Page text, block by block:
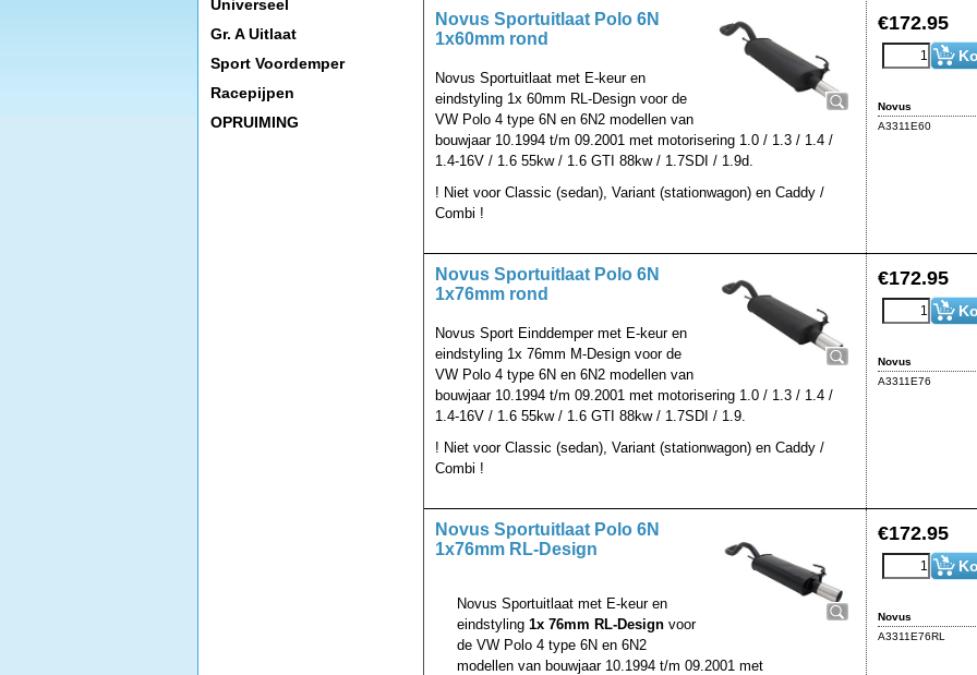
Universeel
Gr. A Uitlaat
Sport Voordemper
Racepijpen
OPRUIMING
€172.95
Novus
A3311E60
Novus Sportuitlaat Polo 6N
1x60mm rond
Novus Sportuitlaat met E-keur en
eindstyling 1x 60mm RL-Design voor de
VW Polo 4 type 6N en 6N2 modellen van
bouwjaar 10.1994 t/m 09.2001 met motorisering 1.0 / 1.3 / 1.4 /
1.4-16V / 1.6 55kw / 1.6 GTI 88kw / 1.7SDI / 1.9d.
! Niet voor Classic (sedan), Variant (stationwagon) en Caddy /
Combi !
€172.95
Novus
A3311E76
Novus Sportuitlaat Polo 6N
1x76mm rond
Novus Sport Einddemper met E-keur en
eindstyling 1x 76mm M-Design voor de
VW Polo 4 type 6N en 6N2 modellen van
bouwjaar 10.1994 t/m 09.2001 met motorisering 1.0 / 1.3 / 1.4 /
1.4-16V / 1.6 55kw / 1.6 GTI 88kw / 1.7SDI / 1.9.
! Niet voor Classic (sedan), Variant (stationwagon) en Caddy /
Combi !
€172.95
Novus
A3311E76RL
Novus Sportuitlaat Polo 6N
1x76mm RL-Design
Novus Sportuitlaat met E-keur en
eindstyling 1x 76mm RL-Design voor
de VW Polo 4 type 6N en 6N2
modellen van bouwjaar 10.1994 t/m 09.2001 met